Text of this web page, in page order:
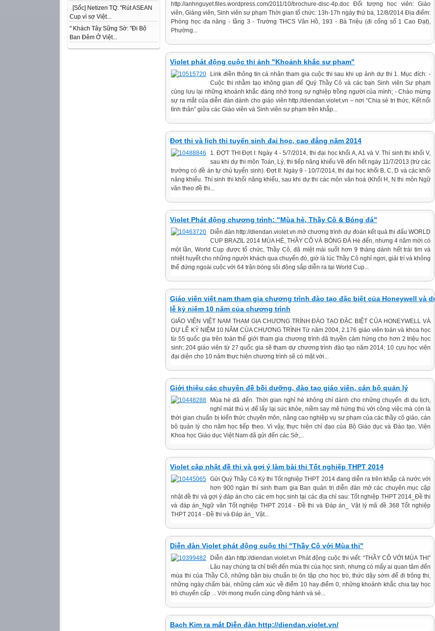
[Sốc] Netizen TQ: "Rút ASEAN
Cup vì sợ Việt...
" Khách Tây Sững Sờ: "Đi Bộ
Ban Đêm Ở Việt...
http://anhnguyet.files.wordpress.com/2011/10/brochure-disc-4p.doc Đối tượng học viên: Giáo
viên, Giảng viên, Sinh viên sư phạm Thời gian tổ chức: 13h-17h ngày thứ ba, 12/8/2014 Địa điểm:
Phòng học đa năng - tầng 3 - Trường THCS Vân Hồ, 193 - Bà Triệu (đi cổng số 1 Cao Đạt),
Phường...
Violet phát động cuộc thi ảnh "Khoảnh khắc sư phạm"
Link điền thông tin cá nhân tham gia cuộc thi sau khi up ảnh dự thi 1. Mục đích: -
Cuộc thi nhằm tạo không gian để Quý Thầy Cô và các bạn Sinh viên Sư phạm
cùng lưu lại những khoảnh khắc đáng nhớ trong sự nghiệp trồng người của mình; - Chào mừng
sự ra mắt của diễn đàn dành cho giáo viên http://diendan.violet.vn – nơi “Chia sẻ tri thức, Kết nối
tình thân” giữa các Giáo viên và Sinh viên sư phạm trên khắp...
Đợt thi và lịch thi tuyển sinh đại học, cao đẳng năm 2014
1. ĐỢT THI Đợt I: Ngày 4 - 5/7/2014, thi đại học khối A, A1 và V. Thí sinh thi khối V,
sau khi dự thi môn Toán, Lý, thi tiếp năng khiếu Vẽ đến hết ngày 11/7/2013 (trừ các
trường có đề án tự chủ tuyển sinh). Đợt II: Ngày 9 - 10/7/2014, thi đại học khối B, C, D và các khối
năng khiếu. Thí sinh thi khối năng khiếu, sau khi dự thi các môn văn hoá (Khối H, N thi môn Ngữ
văn theo đề thi...
Violet Phát động chương trình: "Mùa hè, Thầy Cô & Bóng đá"
Diễn đàn http://diendan.violet.vn mở chương trình dự đoán kết quả thi đấu WORLD
CUP BRAZIL 2014 MÙA HÈ, THẦY CÔ VÀ BÓNG ĐÁ Hè đến, nhưng 4 năm mới có
một lần, World Cup được tổ chức, Thầy Cô, đã miệt mài suốt hơn 9 tháng dành hết trái tim và
nhiệt huyết cho những người khách qua chuyến đò, giờ là lúc Thầy Cô nghỉ ngơi, giải trí và không
thể đứng ngoài cuộc với 64 trận bóng sôi động sắp diễn ra tại World Cup...
Giáo viên việt nam tham gia chương trình đào tạo đặc biệt của Honeywell và dự
lễ kỷ niệm 10 năm của chương trình
GIÁO VIÊN VIỆT NAM THAM GIA CHƯƠNG TRÌNH ĐÀO TẠO ĐẶC BIỆT CỦA HONEYWELL VÀ
DỰ LỄ KỶ NIỆM 10 NĂM CỦA CHƯƠNG TRÌNH Từ năm 2004, 2.176 giáo viên toán và khoa học
từ 55 quốc gia trên toàn thế giới tham gia chương trình đã truyền cảm hứng cho hơn 2 triệu học
sinh; 204 giáo viên từ 27 quốc gia sẽ tham dự chương trình đào tạo năm 2014; 10 cựu học viên
đại diện cho 10 năm thực hiện chương trình sẽ có mặt với...
Giới thiệu các chuyên đề bồi dưỡng, đào tạo giáo viên, cán bộ quản lý
Mùa hè đã đến. Thời gian nghỉ hè không chỉ dành cho những chuyến đi du lịch,
nghỉ mát thú vị để lấy lại sức khỏe, niềm say mê hứng thú với công việc mà còn là
thời gian chuẩn bị kiến thức chuyên môn, nâng cao nghiệp vụ sư phạm của các thầy cô giáo, cán
bộ quản lý cho năm học tiếp theo. Vì vậy, thực hiện chỉ đạo của Bộ Giáo dục và Đào tạo, Viện
Khoa học Giáo dục Việt Nam đã gửi đến các Sở,...
Violet cập nhật đề thi và gợi ý làm bài thi Tốt nghiệp THPT 2014
Gửi Quý Thầy Cô Kỳ thi Tốt nghiệp THPT 2014 đang diễn ra trên khắp cả nước với
hơn 900 ngàn thí sinh tham gia Ban quản trị diễn đàn mở các chuyên mục cập
nhật đề thi và gợi ý đáp án cho các em học sinh tại các địa chỉ sau: Tốt nghiệp THPT 2014_Đề thi
và đáp án_Ngữ văn Tốt nghiệp THPT 2014 - Đề thi và Đáp án_ Vật lý mã đề 368 Tốt nghiệp
THPT 2014 - Đề thi và Đáp án_ Vật...
Diễn đàn Violet phát động cuộc thi "Thầy Cô với Mùa thi"
Diễn đàn http://diendan.violet.vn Phát động cuộc thi viết: “THẦY CÔ VỚI MÙA THI”
Lâu nay chúng ta chỉ biết đến mùa thi của học sinh, nhưng có mấy ai quan tâm đến
mùa thi của Thầy Cô, những bận bịu chuẩn bị ôn tập cho học trò, thức dậy sớm để đi trông thi,
những ngày chấm bài, những cảm xúc về điểm 10 hay điểm 0, những khoảnh khắc chia tay học
trò chuyển cấp ... Với mong muốn cùng đồng hành và sẻ...
Bạch Kim ra mắt Diễn đàn http://diendan.violet.vn/